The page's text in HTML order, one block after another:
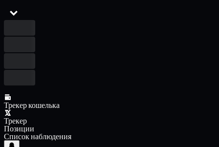
Трекер кошелька
Трекер
Позиции
Список наблюдения